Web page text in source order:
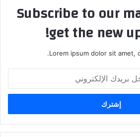
Subscribe to our
get the new
Lorem ipsum dolor sit amet,